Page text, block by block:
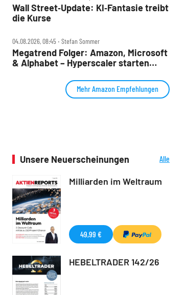
Wall Street‑Update: KI‑Fantasie treibt
die Kurse
04.08.2026, 08:45 ‧ Stefan Sommer
Megatrend Folger: Amazon, Microsoft
& Alphabet – Hyperscaler starten
Mehr Amazon Empfehlungen
Unsere Neuerscheinungen
Alle
Milliarden im Weltraum
49,99 €
HEBELTRADER 142/26